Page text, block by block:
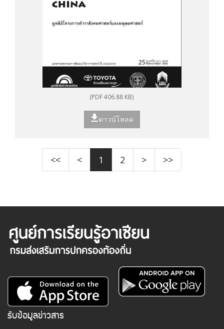
(PDF 406.88 KB)
ดาวน์โหลด
<< < 1 2 > >>
รับข้อมูลข่าวสาร